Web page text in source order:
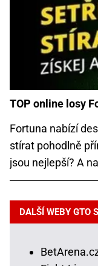
TOP online losy
Fortuna nabízí
stírat pohodlně
jsou nejlepší? A
DALŠÍ WEBY GTO